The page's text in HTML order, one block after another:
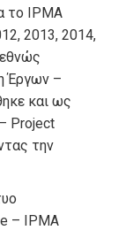
το IPMA
2013, 2014,
Έργων –
και ως
Project
την
– IPMA